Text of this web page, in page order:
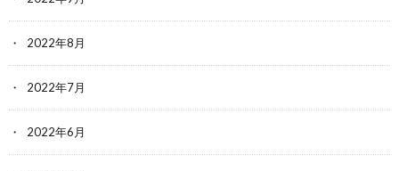
2022年8月
2022年7月
2022年6月